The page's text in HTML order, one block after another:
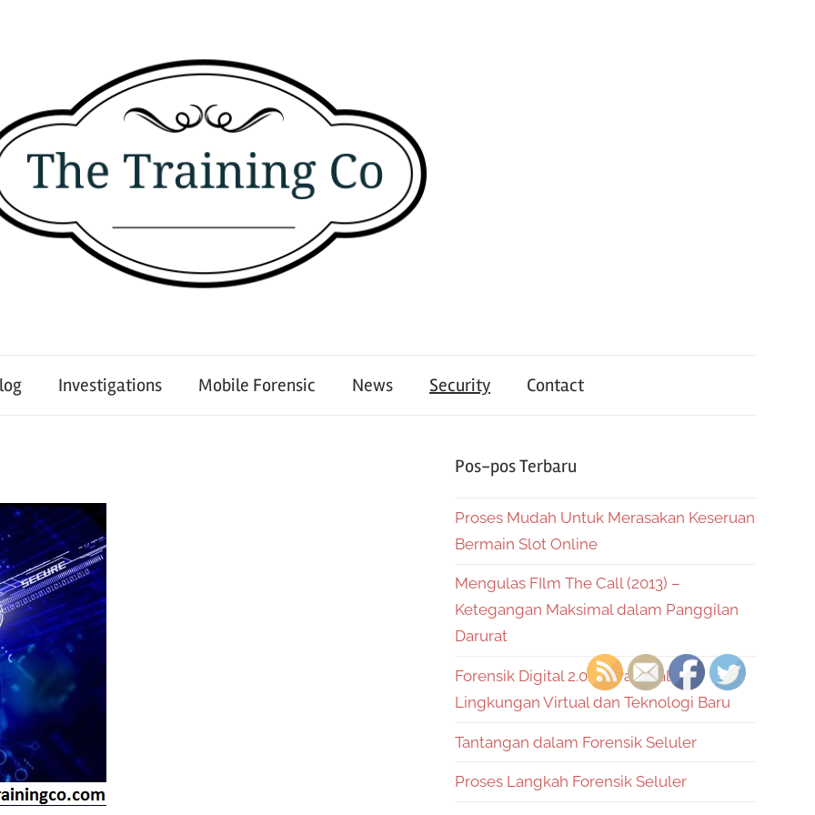
Investigations Mobile Forensic News Security Contact
Pos-pos Terbaru
Proses Mudah Untuk Merasakan Keseruan
Bermain Slot Online
Mengulas FIlm The Call (2013) –
Ketegangan Maksimal dalam Panggilan
Darurat
Forensik Digital 2.0: Inovasi Dalam
Lingkungan Virtual dan Teknologi Baru
Tantangan dalam Forensik Seluler
Proses Langkah Forensik Seluler